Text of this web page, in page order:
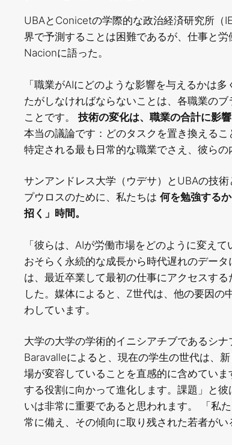
UBAとConicetの学際的な政治経済研究所（
界で予測することは困難であるが、仕事と
Nacionに語った。
「職業がAIにどのような影響を与えるかは
たがしなければならないことは、各職業の
ことです。 技術の変化は、職業の合計に影
本当の議論です：どのタスクを置き換える
特定される最も日常的な職業でさえ、彼ら
サンアンドレス大学（ウデサ）とUBAの技
プウロスのために、私たちは 何を勉強する
招く」時間。
「彼らは、AIが労働市場をどのように変え
おそらく永続的な成長から時代遅れのデー
は、最近卒業して最初の仕事にアクセスす
した。媒体によると、Z世代は、他の要因の
わしています。
大学の大学の学術的イニシアチブであるシ
Baravalleによると、現在の学生の世代は、
場が変容していることを直感的に含めてい
する役割に向かって進化します。課題」と
いは非常に重要であると思われます。 「私
常に備え、その傾向に取り残された若者が